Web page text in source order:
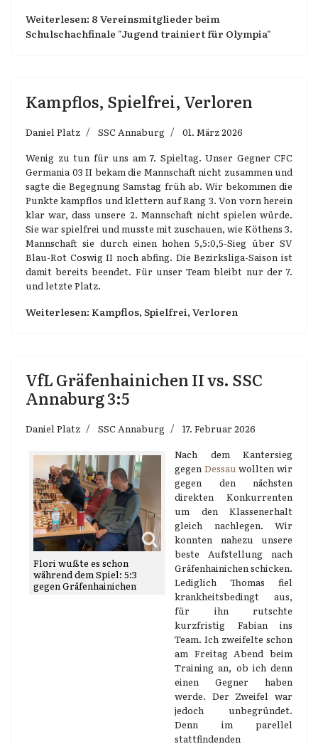
Weiterlesen: 8 Vereinsmitglieder beim
Schulschachfinale "Jugend trainiert für Olympia"
Kampflos, Spielfrei, Verloren
Daniel Platz SSC Annaburg
01. März 2026
Wenig zu tun für uns am 7. Spieltag. Unser Gegner CFC
Germania 03 II bekam die Mannschaft nicht zusammen und
sagte die Begegnung Samstag früh ab. Wir bekommen die
Punkte kampflos und klettern auf Rang 3. Von vorn herein
klar war, dass unsere 2. Mannschaft nicht spielen würde.
Sie war spielfrei und musste mit zuschauen, wie Köthens 3.
Mannschaft sie durch einen hohen 5,5:0,5-Sieg über SV
Blau-Rot Coswig II noch abfing. Die Bezirksliga-Saison ist
damit bereits beendet. Für unser Team bleibt nur der 7.
und letzte Platz.
Weiterlesen: Kampflos, Spielfrei, Verloren
VfL Gräfenhainichen II vs. SSC
Annaburg 3:5
Daniel Platz SSC Annaburg 17. Februar 2026
Flori wußte es schon
während dem Spiel: 5:3
gegen Gräfenhainichen
Nach dem Kantersieg
gegen Dessau wollten wir
gegen den nächsten
direkten Konkurrenten
um den Klassenerhalt
gleich nachlegen. Wir
konnten nahezu unsere
beste Aufstellung nach
Gräfenhainichen schicken.
Lediglich Thomas fiel
krankheitsbedingt aus,
für ihn rutschte
kurzfristig Fabian ins
Team. Ich zweifelte schon
am Freitag Abend beim
Training an, ob ich denn
einen Gegner haben
werde. Der Zweifel war
jedoch unbegründet.
Denn im parellel
stattfindenden